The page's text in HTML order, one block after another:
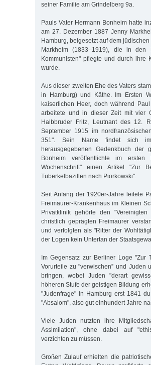
seiner Familie am Grindelberg 9a.
Pauls Vater Hermann Bonheim hatte
am 27. Dezember 1887 Jenny
Hamburg, beigesetzt auf dem
Markheim (1833–1919), die in den
Kommunisten" pflegte und durch ihre
wurde.
Aus dieser zweiten Ehe des Vaters
in Hamburg) und Käthe. Im Ersten
kaiserlichen Heer, doch während
arbeitete und in dieser Zeit mit vier
Halbbruder Fritz, Leutnant des 12.
September 1915 im
351". Sein Name findet sich im
herausgegebenen Gedenkbuch der
Bonheim veröffentlichte im
Wochenschrift" einen Artikel "Zur
Tuberkelbazillen nach Piorkowski".
Seit Anfang der 1920er-Jahre leitete
Freimaurer-Krankenhaus im Kleinen
Privatklinik gehörte den
christlich geprägten Freimaurer
und verfolgten als "Ritter der
der Logen kein Untertan der
Im Gegensatz zur Berliner Loge "Zur
Vorurteile zu "verwischen” und Juden
bringen, wobei Juden "derart
höheren Stufe der geistigen Bildung
"Judenfrage" in Hamburg erst 1841
"Absalom", also gut einhundert Jahre
Viele Juden nutzten ihre
Assimilation", ohne dabei auf
verzichten zu müssen.
Großen Zulauf erhielten die